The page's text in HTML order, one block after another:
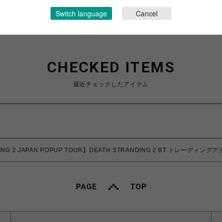
CHECKED ITEMS
最近チェックしたアイテム
2 JAPAN POPUP TOUR】DEATH STRANDING 2 BT トレーディングア
Switch language Cancel